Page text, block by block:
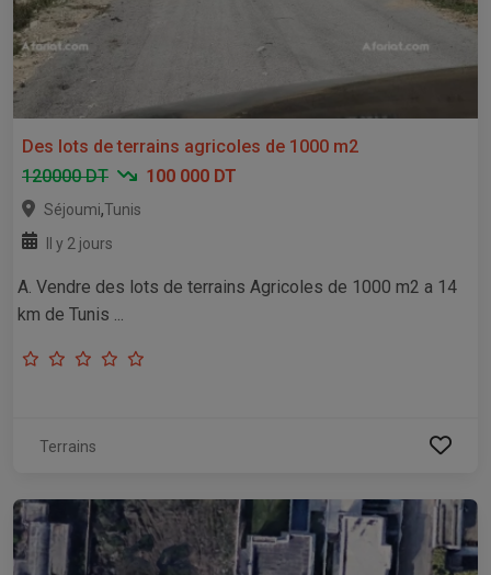
Des lots de terrains agricoles de 1000 m2
120000 DT
100 000 DT
Séjoumi,Tunis
Il y 2 jours
A. Vendre des lots de terrains Agricoles de 1000 m2 a 14
km de Tunis ...
Terrains